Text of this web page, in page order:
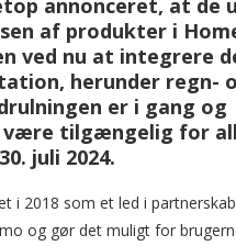
annonceret, at de
af produkter i
ved nu at integrere
herunder regn-
er i gang og
tilgængelig for
juli 2024.
i 2018 som et led i
og gør det muligt for